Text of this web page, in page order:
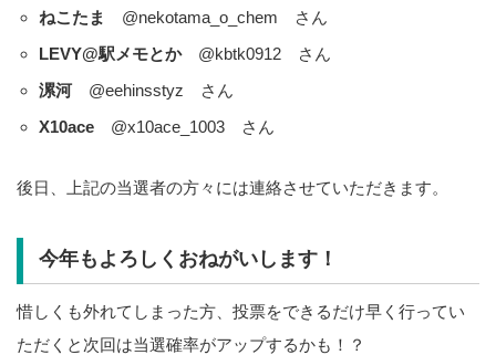
ねこたま
@nekotama_o_chem さん
LEVY@駅メモとか@kbtk0912 さん
漯河@eehinsstyz さん
X10ace@x10ace_1003 さん
後日、上記の当選者の方々には連絡させていただきます。
今年もよろしくおねがいします！
惜しくも外れてしまった方、投票をできるだけ早く行ってい
ただくと次回は当選確率がアップするかも！？